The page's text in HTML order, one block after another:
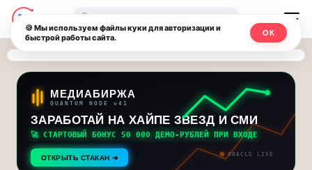
Последние
новости
и
обновления
потока:
Друзья,
приглашаем
на
Москвичи.net
—
Главный
столичный
чат-
мессенджер,
🔍
МЕДИАБИРЖА
QUANTUM NODE v41
ЗАРАБОТАЙ НА ХАЙПЕ ЗВЕЗД И СМИ
🚀 СТАРТОВЫЙ БОНУС 50 000 ДЕМО-РУБЛЕЙ ПРИ ВХОДЕ
ОТКРЫТЬ СТАКАН ➔ ORACLE LIVE
🍪 Мы используем файлы куки для авторизации и
быстрой работы сайта.
ОК